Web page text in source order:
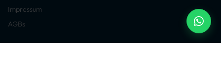
Impressum
AGBs